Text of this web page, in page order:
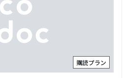
購読プラン